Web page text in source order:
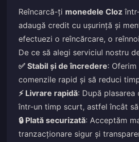
Reîncarcă-ți monedele Cloz
adaugă credit cu ușurință și
efectuezi o reîncărcare, o
De ce să alegi serviciul nostru
✅ Stabil și de încredere:
comenzile rapid și să reduci
⚡ Livrare rapidă: După
într-un timp scurt, astfel încât
🔒 Plată securizată: Acceptăm
tranzacționare sigur și